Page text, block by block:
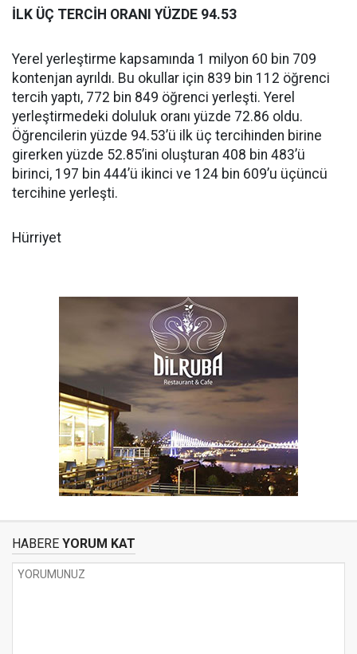
İLK ÜÇ TERCİH ORANI YÜZDE 94.53
Yerel yerleştirme kapsamında 1 milyon 60 bin 709
kontenjan ayrıldı. Bu okullar için 839 bin 112 öğrenci
tercih yaptı, 772 bin 849 öğrenci yerleşti. Yerel
yerleştirmedeki doluluk oranı yüzde 72.86 oldu.
Öğrencilerin yüzde 94.53’ü ilk üç tercihinden birine
girerken yüzde 52.85’ini oluşturan 408 bin 483’ü
birinci, 197 bin 444’ü ikinci ve 124 bin 609’u üçüncü
tercihine yerleşti.
Hürriyet
HABERE YORUM KAT